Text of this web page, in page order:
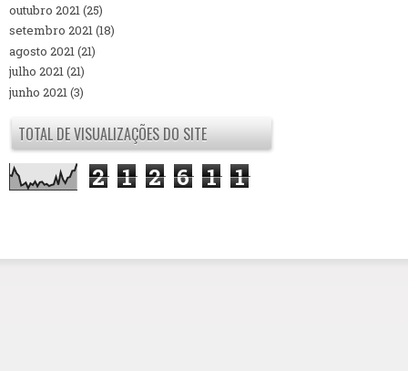
outubro 2021(25)
setembro 2021(18)
agosto 2021(21)
julho 2021(21)
junho 2021(3)
TOTAL DE VISUALIZAÇÕES DO SITE
2 1 2 6 1 1